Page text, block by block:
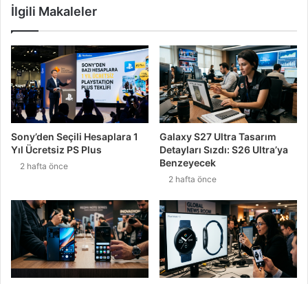
İlgili Makaleler
Sony’den Seçili Hesaplara 1
Yıl Ücretsiz PS Plus
2 hafta önce
Galaxy S27 Ultra Tasarım
Detayları Sızdı: S26 Ultra’ya
Benzeyecek
2 hafta önce